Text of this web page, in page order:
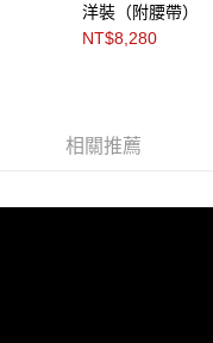
號之用戶狀況，依本公司即
形，本公司將視審查結果
洋裝（附腰帶）
NT$8,280
相關推薦